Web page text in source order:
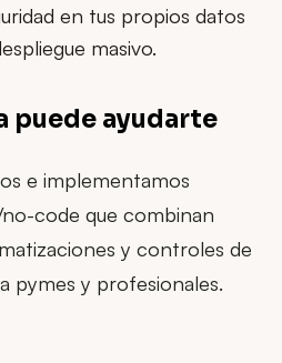
en tus propios datos
masivo.
puede ayudarte
e implementamos
code que combinan
y controles de
pymes y profesionales.